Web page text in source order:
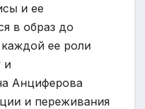
и ее
в образ до
ее роли
и
Анциферова
и переживания